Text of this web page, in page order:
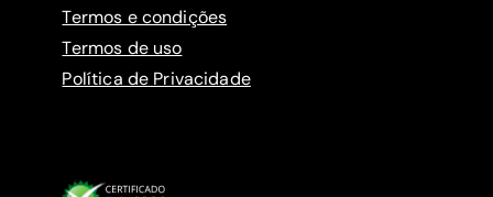
Termos e condições
Termos de uso
Política de Privacidade